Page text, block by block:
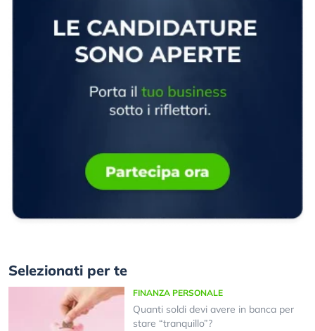
Selezionati per te
FINANZA PERSONALE
Quanti soldi devi avere in banca per
stare “tranquillo”?